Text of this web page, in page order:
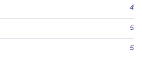
4
5
5